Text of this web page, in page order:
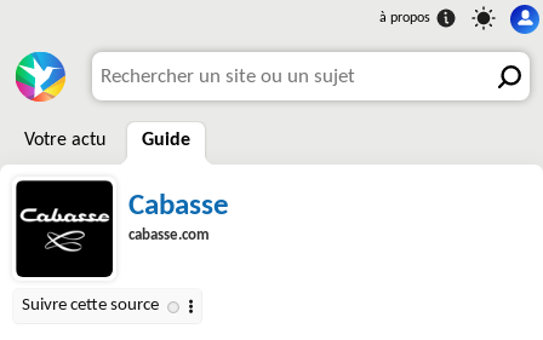
Votre actu Guide
Cabasse
cabasse.com